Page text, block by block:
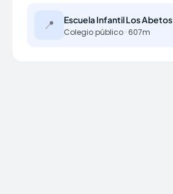
📍 Escuela Infantil Los Abetos
Colegio público · 607m